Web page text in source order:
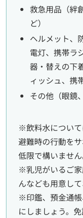
救急用品（絆
ど）
ヘルメット、
電灯、携帯ラ
器・替えの下
ィッシュ、携
その他（眼鏡
※飲料水につい
避難時の行動を
低限で構いません
※乳児がいるご
んなども用意して
※印鑑、預金通
にしましょう。